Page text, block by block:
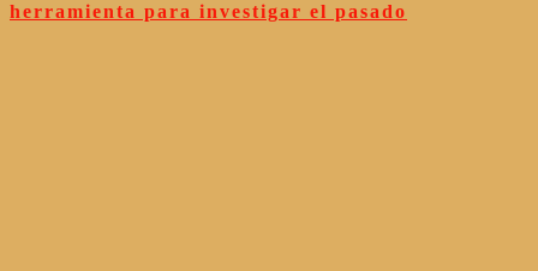
herramienta para investigar el pasado